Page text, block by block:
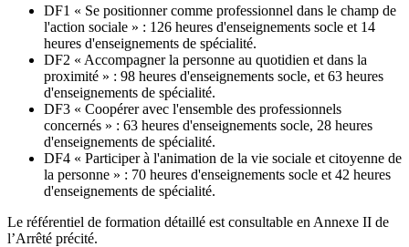
DF1 « Se positionner comme professionnel dans le champ de
l'action sociale » : 126 heures d'enseignements socle et 14
heures d'enseignements de spécialité.
DF2 « Accompagner la personne au quotidien et dans la
proximité » : 98 heures d'enseignements socle, et 63 heures
d'enseignements de spécialité.
DF3 « Coopérer avec l'ensemble des professionnels
concernés » : 63 heures d'enseignements socle, 28 heures
d'enseignements de spécialité.
DF4 « Participer à l'animation de la vie sociale et citoyenne de
la personne » : 70 heures d'enseignements socle et 42 heures
d'enseignements de spécialité.
Le référentiel de formation détaillé est consultable en Annexe II de
l’Arrêté précité.